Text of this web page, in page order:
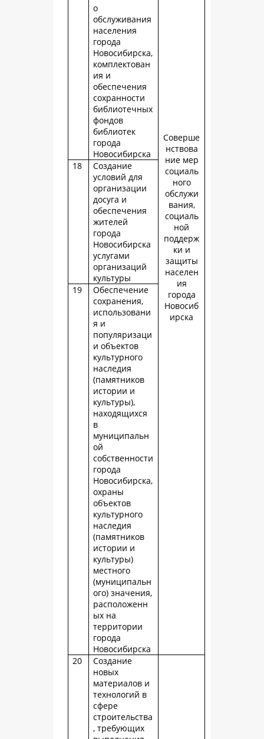
Соверше
нствова
ние мер
социаль
ного
обслужи
вания,
социаль
ной
поддерж
ки и
защиты
населен
ия
города
Новосиб
ирска
о
обслуживания
населения
города
Новосибирска,
комплектован
ия и
обеспечения
сохранности
библиотечных
фондов
библиотек
города
Новосибирска
18
Создание
условий для
организации
досуга и
обеспечения
жителей
города
Новосибирска
услугами
организаций
культуры
19
Обеспечение
сохранения,
использовани
я и
популяризаци
и объектов
культурного
наследия
(памятников
истории и
культуры),
находящихся
в
муниципальн
ой
собственности
города
Новосибирска,
охраны
объектов
культурного
наследия
(памятников
истории и
культуры)
местного
(муниципальн
ого) значения,
расположенн
ых на
территории
города
Новосибирска
20
Создание
новых
материалов и
технологий в
сфере
строительства
, требующих